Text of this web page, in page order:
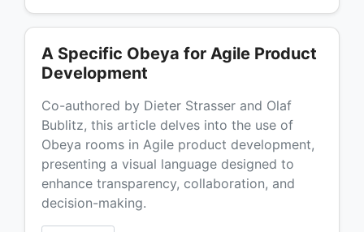
A Specific Obeya for Agile Product
Development
Co-authored by Dieter Strasser and Olaf
Bublitz, this article delves into the use of
Obeya rooms in Agile product development,
presenting a visual language designed to
enhance transparency, collaboration, and
decision-making.